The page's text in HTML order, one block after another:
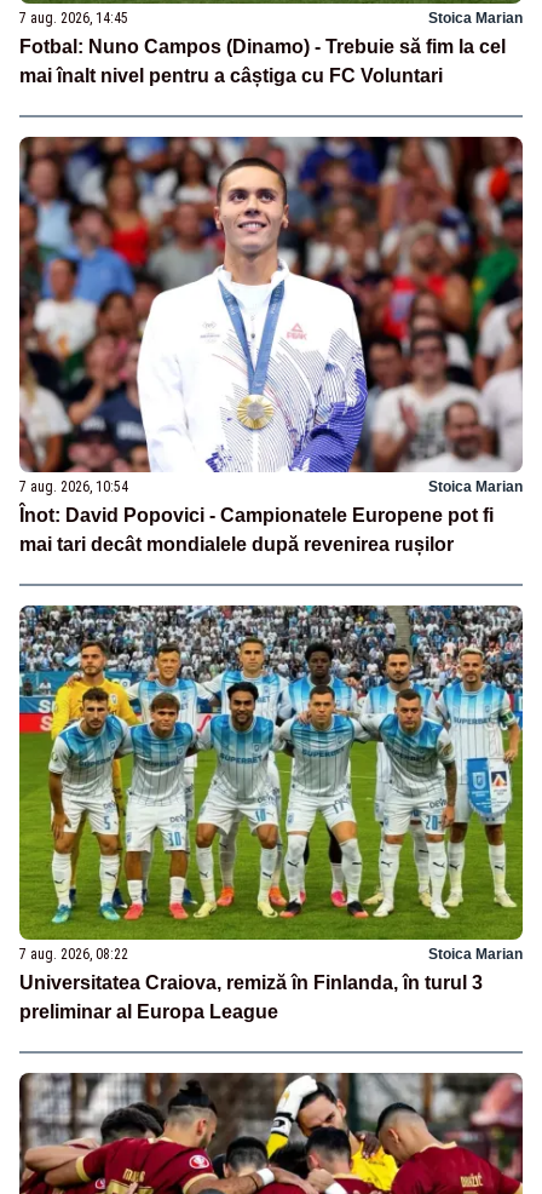
7 aug. 2026, 14:45 Stoica Marian
Fotbal: Nuno Campos (Dinamo) - Trebuie să fim la cel
mai înalt nivel pentru a câștiga cu FC Voluntari
7 aug. 2026, 10:54 Stoica Marian
Înot: David Popovici - Campionatele Europene pot fi
mai tari decât mondialele după revenirea rușilor
7 aug. 2026, 08:22 Stoica Marian
Universitatea Craiova, remiză în Finlanda, în turul 3
preliminar al Europa League